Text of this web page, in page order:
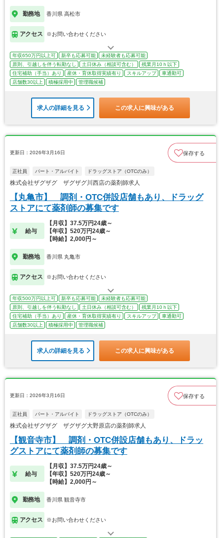
勤務地 香川県 高松市
アクセス ※お問い合わせください
年収650万円以上可 新卒も応募可能
未経験者も応募可能
原則、引越しを伴う転勤なし
土日休み（相談可含む）
残業月10ｈ以下
住宅補助（手当）あり
産休・育休取得実績有り スキルアップ
車通勤可
店舗数30以上
積極採用中 管理職候補
求人の詳細を見る この求人に興味がある
更新日：2026年3月16日 保存する
正社員 パート・アルバイト ドラッグストア（OTCのみ）
株式会社ザグザグ ザグザグ川西店の薬剤師求人
【丸亀市】 調剤・OTC併設店舗もあり、ドラッグ
ストアにて薬剤師の募集です
給与
【月収】37.5万円24歳～
【年収】520万円24歳～
【時給】2,000円～
勤務地 香川県 丸亀市
アクセス ※お問い合わせください
年収500万円以上可 新卒も応募可能
未経験者も応募可能
原則、引越しを伴う転勤なし
土日休み（相談可含む）
残業月10ｈ以下
住宅補助（手当）あり
産休・育休取得実績有り スキルアップ
車通勤可
店舗数30以上
積極採用中 管理職候補
求人の詳細を見る この求人に興味がある
更新日：2026年3月16日 保存する
正社員 パート・アルバイト ドラッグストア（OTCのみ）
株式会社ザグザグ ザグザグ大野原店の薬剤師求人
【観音寺市】 調剤・OTC併設店舗もあり、ドラッ
グストアにて薬剤師の募集です
給与
【月収】37.5万円24歳～
【年収】520万円24歳～
【時給】2,000円～
勤務地 香川県 観音寺市
アクセス ※お問い合わせください